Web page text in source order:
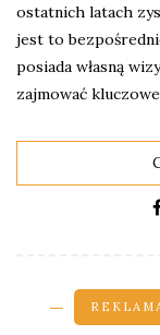
ostatnich latach
jest to
posiada własną
zajmować